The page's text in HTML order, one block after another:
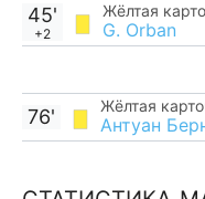
Жёлтая
G. Orban
45'
+2
Жёлтая
Антуан
76'